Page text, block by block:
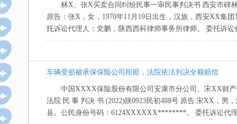
林X、张X买卖合同纠纷民事一审民事判决书 西安市碑
原告：张X，女，1970年11月19日出生，汉族，西安XX集
托诉讼代理人：党鹏，陕西西科律师事务所律师。 委托诉
车辆受损被承保保险公司拒赔，法院依法判决全额赔偿
中国XXXX保险股份有限公司安康市分公司、宋XX财
法院 民 事 判决 书 (2022)陕0923民初488号 原告:宋XX，
县。公民身份号码：6124XXXXXX********。 委托诉讼代